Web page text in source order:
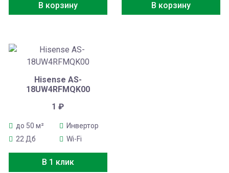
В корзину В корзину
Hisense AS-
18UW4RFMQK00
1₽
до 50 м²
Инвертор
22 Дб
Wi-Fi
В 1 клик